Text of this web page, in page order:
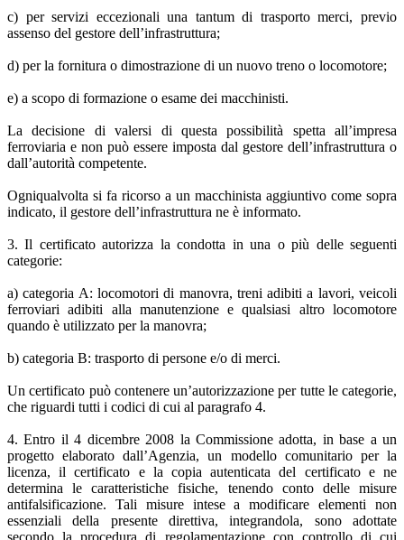
c) per servizi eccezionali una tantum di trasporto merci, previo
assenso del gestore dell’infrastruttura;
d) per la fornitura o dimostrazione di un nuovo treno o locomotore;
e) a scopo di formazione o esame dei macchinisti.
La decisione di valersi di questa possibilità spetta all’impresa
ferroviaria e non può essere imposta dal gestore dell’infrastruttura o
dall’autorità competente.
Ogniqualvolta si fa ricorso a un macchinista aggiuntivo come sopra
indicato, il gestore dell’infrastruttura ne è informato.
3. Il certificato autorizza la condotta in una o più delle seguenti
categorie:
a) categoria A: locomotori di manovra, treni adibiti a lavori, veicoli
ferroviari adibiti alla manutenzione e qualsiasi altro locomotore
quando è utilizzato per la manovra;
b) categoria B: trasporto di persone e/o di merci.
Un certificato può contenere un’autorizzazione per tutte le categorie,
che riguardi tutti i codici di cui al paragrafo 4.
4. Entro il 4 dicembre 2008 la Commissione adotta, in base a un
progetto elaborato dall’Agenzia, un modello comunitario per la
licenza, il certificato e la copia autenticata del certificato e ne
determina le caratteristiche fisiche, tenendo conto delle misure
antifalsificazione. Tali misure intese a modificare elementi non
essenziali della presente direttiva, integrandola, sono adottate